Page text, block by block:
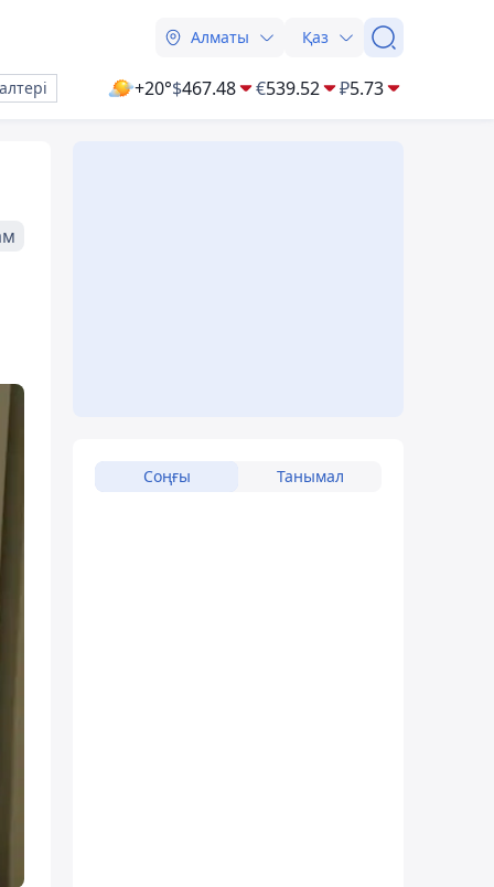
Алматы Қаз
+20°$467.48 €539.52 ₽5.73
Соңғы Танымал